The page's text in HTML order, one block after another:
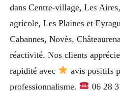
dans Centre-village, Les
agricole, Les Plaines et
Cabannes, Novès,
réactivité. Nos clients
rapidité avec
avis positifs
professionnalisme.
06 28